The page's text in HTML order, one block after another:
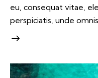
eu, consequat vitae,
perspiciatis, unde